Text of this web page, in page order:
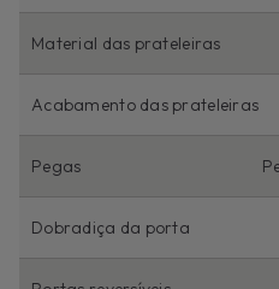
Material das prateleiras
Acabamento das prateleiras
Pegas
Dobradiça da porta